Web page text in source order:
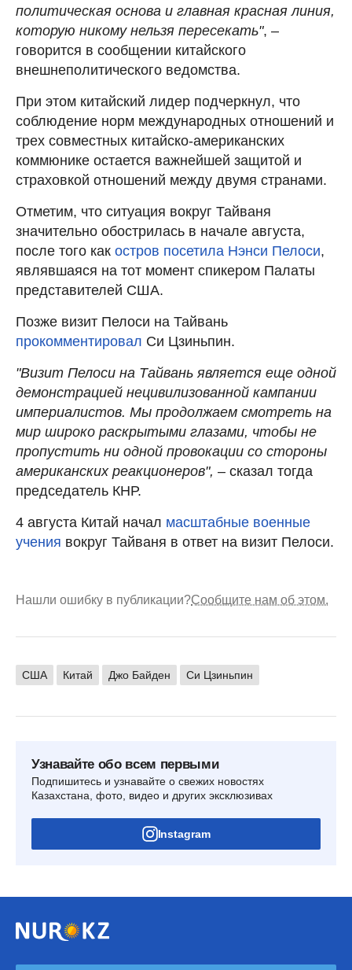
политическая основа и главная красная линия,
которую никому нельзя пересекать", –
говорится в сообщении китайского
внешнеполитического ведомства.
При этом китайский лидер подчеркнул, что
соблюдение норм международных отношений и
трех совместных китайско-американских
коммюнике остается важнейшей защитой и
страховкой отношений между двумя странами.
Отметим, что ситуация вокруг Тайваня
значительно обострилась в начале августа,
после того как остров посетила Нэнси Пелоси,
являвшаяся на тот момент спикером Палаты
представителей США.
Позже визит Пелоси на Тайвань
прокомментировал Си Цзиньпин.
"Визит Пелоси на Тайвань является еще одной
демонстрацией нецивилизованной кампании
империалистов. Мы продолжаем смотреть на
мир широко раскрытыми глазами, чтобы не
пропустить ни одной провокации со стороны
американских реакционеров", – сказал тогда
председатель КНР.
4 августа Китай начал масштабные военные
учения вокруг Тайваня в ответ на визит Пелоси.
Нашли ошибку в публикации?Сообщите нам об этом.
США Китай Джо Байден Си Цзиньпин
Узнавайте обо всем первыми
Подпишитесь и узнавайте о свежих новостях
Казахстана, фото, видео и других эксклюзивах
Instagram